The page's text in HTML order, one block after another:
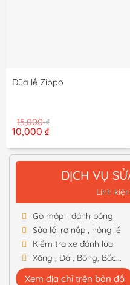
Dũa lề Zippo
15,000₫
Giá
gốc
là:
15,000 ₫.
10,000 ₫Giá
tại
là:
DỊCH VỤ
Linh
Gò móp - đánh bóng
Sửa lỗi rơ nắp , hỏng lề
Kiểm tra xe đánh lửa
Xăng , Đá , Bông, Bấc...
Xem địa chỉ trên bản đồ